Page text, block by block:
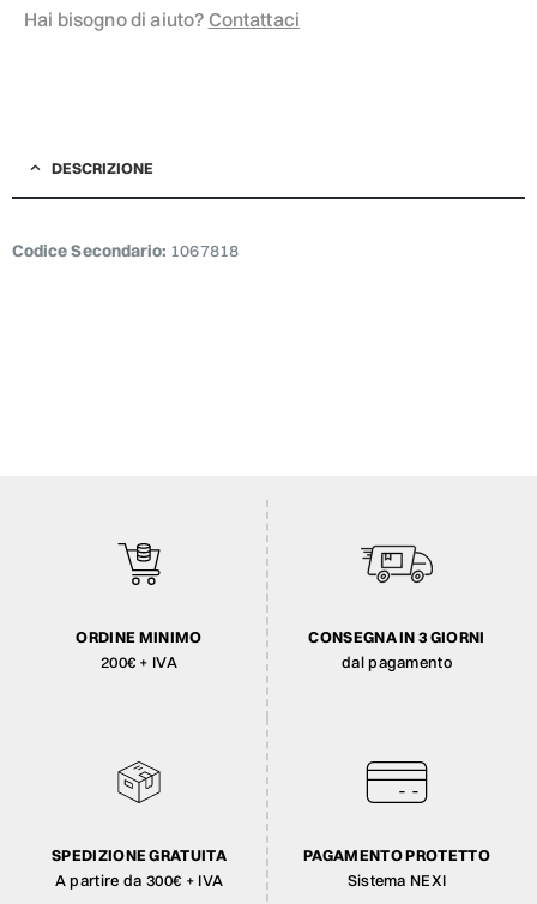
Hai bisogno di aiuto? Contattaci
DESCRIZIONE
Codice Secondario: 1067818
ORDINE MINIMO
200€ + IVA
CONSEGNA IN 3 GIORNI
dal pagamento
SPEDIZIONE GRATUITA
A partire da 300€ + IVA
PAGAMENTO PROTETTO
Sistema NEXI